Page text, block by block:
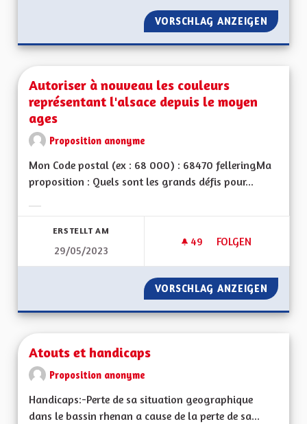
VORSCHLAG ANZEIGEN
Autoriser à nouveau les couleurs
représentant l'alsace depuis le moyen
ages
Proposition anonyme
Mon Code postal (ex : 68 000) : 68470 felleringMa
proposition : Quels sont les grands défis pour...
ERSTELLT AM
29/05/2023
49 49 FOLLOWER
FOLGEN
AUTORISER À
VORSCHLAG ANZEIGEN
Atouts et handicaps
Proposition anonyme
Handicaps:-Perte de sa situation geographique
dans le bassin rhenan a cause de la perte de sa...